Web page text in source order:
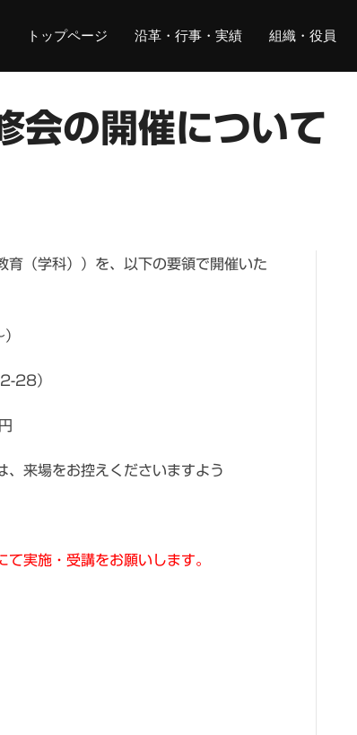
トップページ 沿革・行事・実績 組織・役員
会の開催について
（学科））を、以下の要領で開催いた
28）
、来場をお控えくださいますよう
実施・受講をお願いします。